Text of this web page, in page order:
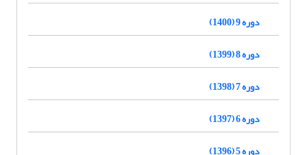
دوره 9 (1400)
دوره 8 (1399)
دوره 7 (1398)
دوره 6 (1397)
دوره 5 (1396)